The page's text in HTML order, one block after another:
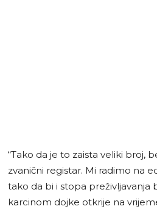
“Tako da je to zaista veliki broj,
zvanični registar. Mi radimo na
tako da bi i stopa preživljavanja
karcinom dojke otkrije na